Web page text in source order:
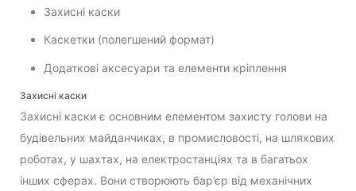
Захисні каски
Каскетки (полегшений формат)
Додаткові аксесуари та елементи кріплення
Захисні каски
Захисні каски є основним елементом захисту голови на
будівельних майданчиках, в промисловості, на шляхових
роботах, у шахтах, на електростанціях та в багатьох
інших сферах. Вони створюють бар’єр від механічних